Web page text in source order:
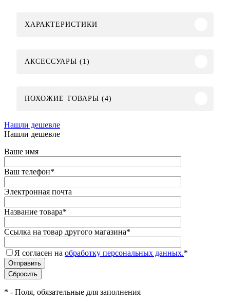
ХАРАКТЕРИСТИКИ
АКСЕССУАРЫ (1)
ПОХОЖИЕ ТОВАРЫ (4)
Нашли дешевле
Нашли дешевле
Ваше имя
Ваш телефон*
Электронная почта
Название товара*
Ссылка на товар другого магазина*
Я согласен на обработку персональных данных.*
* - Поля, обязательные для заполнения